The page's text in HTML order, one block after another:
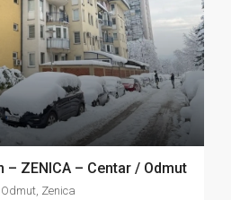
ZENICA – Centar / Odmut
Zenica